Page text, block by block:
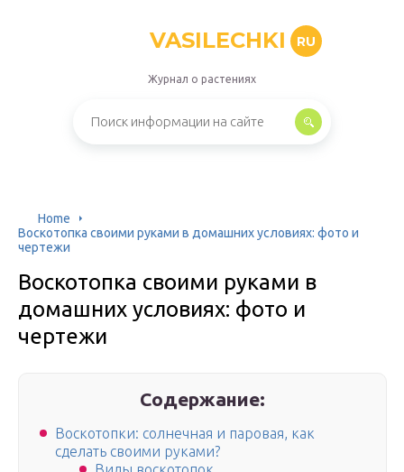
VASILECHKI RU
Журнал о растениях
Home
Воскотопка своими руками в домашних условиях: фото и
чертежи
Воскотопка своими руками в
домашних условиях: фото и
чертежи
Содержание:
Воскотопки: солнечная и паровая, как
сделать своими руками?